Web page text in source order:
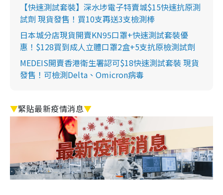
【快速測試套裝】深水埗電子特賣城$15快速抗原測
試劑 現貨發售！買10支再送3支檢測棒
日本城分店現貨開賣KN95口罩+快速測試套裝優
惠！$128買到成人立體口罩2盒+5支抗原檢測試劑
MEDEIS開賣香港衛生署認可$18快速測試套裝 現貨
發售！可檢測Delta、Omicron病毒
▼緊貼最新疫情消息▼